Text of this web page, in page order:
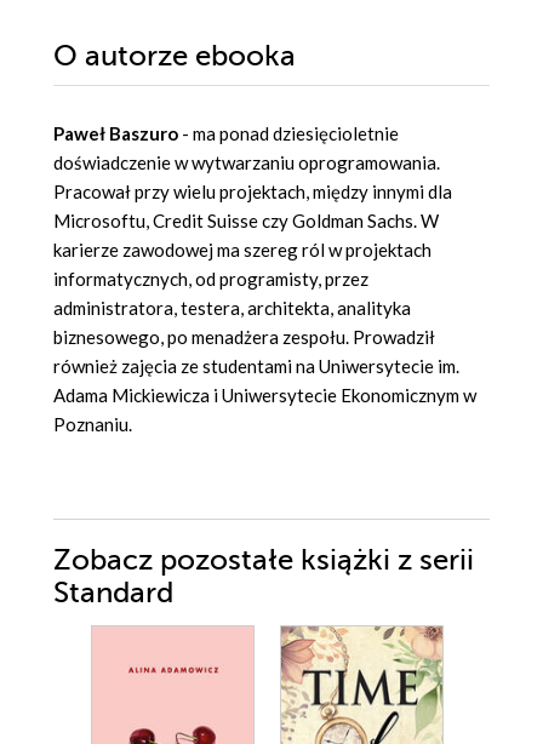
O autorze ebooka
Paweł Baszuro - ma ponad dziesięcioletnie
doświadczenie w wytwarzaniu oprogramowania.
Pracował przy wielu projektach, między innymi dla
Microsoftu, Credit Suisse czy Goldman Sachs. W
karierze zawodowej ma szereg ról w projektach
informatycznych, od programisty, przez
administratora, testera, architekta, analityka
biznesowego, po menadżera zespołu. Prowadził
również zajęcia ze studentami na Uniwersytecie im.
Adama Mickiewicza i Uniwersytecie Ekonomicznym w
Poznaniu.
Zobacz pozostałe książki z serii
Standard